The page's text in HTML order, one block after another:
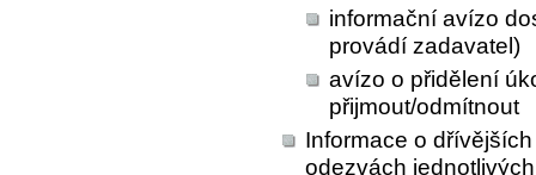
informační avízo
provádí zadavatel)
avízo o přidělení
přijmout/odmítnout
Informace o
odezvách